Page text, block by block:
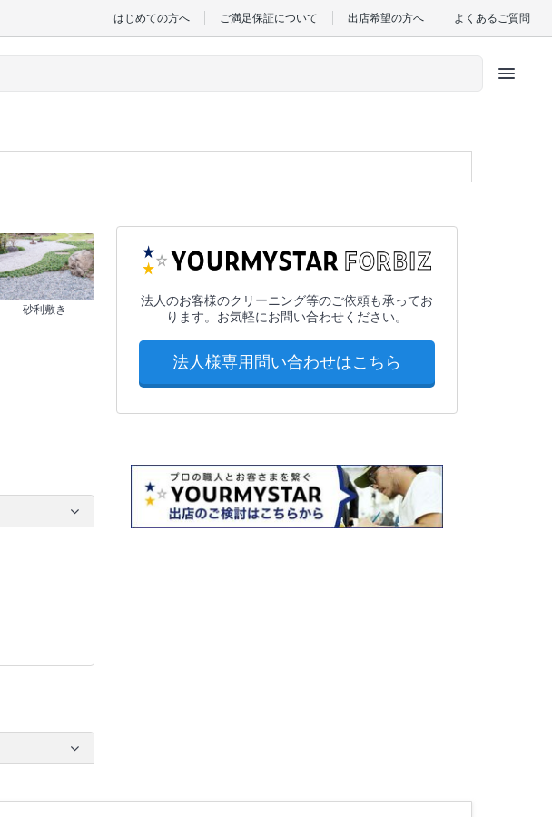
はじめての方へ ご満足保証について 出店希望の方へ よくあるご質問
menu
砂利敷き
法人のお客様のクリーニング等のご依頼も承ってお
ります。お気軽にお問い合わせください。
法人様専用問い合わせはこちら